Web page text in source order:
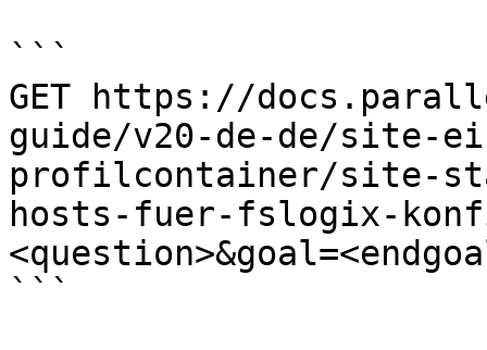
```
GET https://
guide/v20-de-de/site-
profilcontainer/site-
hosts-fuer-fslogix-
```